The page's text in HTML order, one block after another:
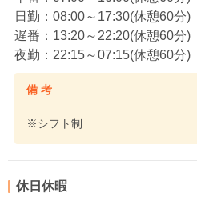
日勤：08:00～17:30(休憩60分)
遅番：13:20～22:20(休憩60分)
夜勤：22:15～07:15(休憩60分)
備 考
※シフト制
休日休暇